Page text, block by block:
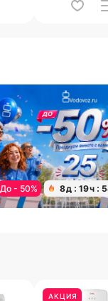
До - 50% 8д 19ч
АКЦИЯ